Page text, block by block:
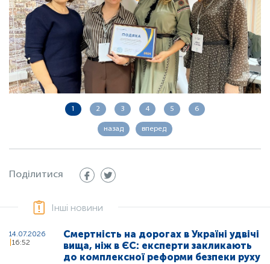
1 2 3 4 5 6
назад вперед
Поділитися
Інші новини
14.07.2026
16:52
Смертність на дорогах в Україні удвічі
вища, ніж в ЄС: експерти закликають
до комплексної реформи безпеки руху